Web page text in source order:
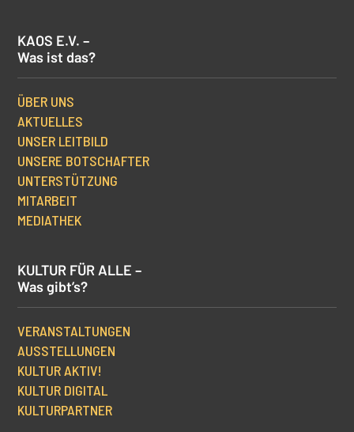
KAOS E.V. –
Was ist das?
ÜBER UNS
AKTUELLES
UNSER LEITBILD
UNSERE BOTSCHAFTER
UNTERSTÜTZUNG
MITARBEIT
MEDIATHEK
KULTUR FÜR ALLE –
Was gibt’s?
VERANSTALTUNGEN
AUSSTELLUNGEN
KULTUR AKTIV!
KULTUR DIGITAL
KULTURPARTNER